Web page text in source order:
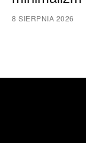
8 SIERPNIA 2026